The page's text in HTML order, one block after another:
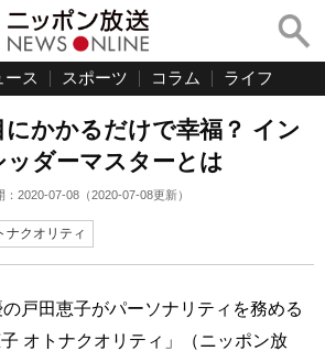
ース スポーツ コラム ライフ
にかかるだけで幸福？ イン
ッダーマスターとは
2020-07-08 （2020-07-08更新）
ナクオリティ
戸田恵子がパーソナリティを務める
オトナクオリティ」（ニッポン放